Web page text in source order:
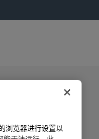
浏览器进行设置以